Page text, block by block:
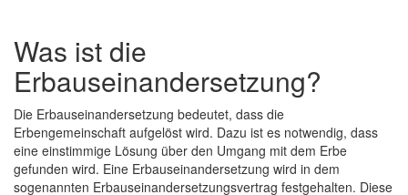
Was ist die
Erbauseinandersetzung?
Die Erbauseinandersetzung bedeutet, dass die
Erbengemeinschaft aufgelöst wird. Dazu ist es notwendig, dass
eine einstimmige Lösung über den Umgang mit dem Erbe
gefunden wird. Eine Erbauseinandersetzung wird in dem
sogenannten Erbauseinandersetzungsvertrag festgehalten. Diese